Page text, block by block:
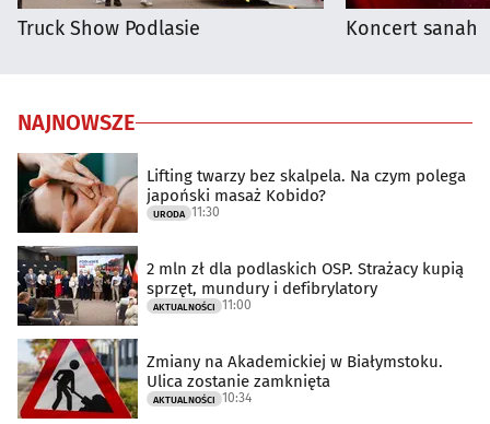
Truck Show Podlasie Koncert sanah
NAJNOWSZE
Lifting twarzy bez skalpela. Na czym polega
japoński masaż Kobido?
URODA 11:30
2 mln zł dla podlaskich OSP. Strażacy kupią
sprzęt, mundury i defibrylatory
AKTUALNOŚCI 11:00
Zmiany na Akademickiej w Białymstoku.
Ulica zostanie zamknięta
AKTUALNOŚCI 10:34